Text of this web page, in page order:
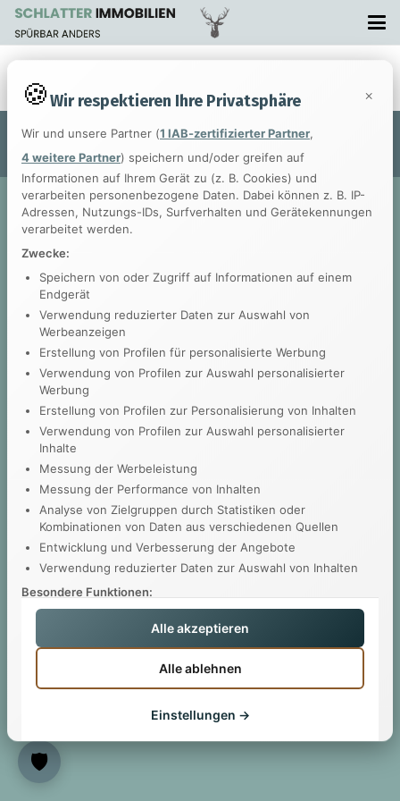
© 2017Impreza Themeby UpSolution
Wir respektieren Ihre Privatsphäre ×
Wir und unsere Partner (1 IAB-zertifizierter Partner,
4 weitere Partner) speichern und/oder greifen auf
Informationen auf Ihrem Gerät zu (z. B. Cookies) und
verarbeiten personenbezogene Daten. Dabei können z. B. IP-
Adressen, Nutzungs-IDs, Surfverhalten und Gerätekennungen
verarbeitet werden.
Zwecke:
Speichern von oder Zugriff auf Informationen auf einem
Endgerät
Verwendung reduzierter Daten zur Auswahl von
Werbeanzeigen
Erstellung von Profilen für personalisierte Werbung
Verwendung von Profilen zur Auswahl personalisierter
Werbung
Erstellung von Profilen zur Personalisierung von Inhalten
Verwendung von Profilen zur Auswahl personalisierter
Inhalte
Messung der Werbeleistung
Messung der Performance von Inhalten
Analyse von Zielgruppen durch Statistiken oder
Kombinationen von Daten aus verschiedenen Quellen
Entwicklung und Verbesserung der Angebote
Verwendung reduzierter Daten zur Auswahl von Inhalten
Besondere Funktionen:
Geräte anhand von aktiv angeforderten Informationen
identifizieren
Ihre Einwilligung gilt nur für diese Website. Sie können Ihre
ändern. Einige Partner verarbeiten Ihre Daten auf Grundlage
Berechtigte Interessen verwalten
Datenschutzerklärung
Alle akzeptieren
Alle ablehnen
Einstellungen →